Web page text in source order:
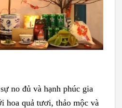
no đủ và hạnh phúc gia
hoa quả tươi, thảo mộc và